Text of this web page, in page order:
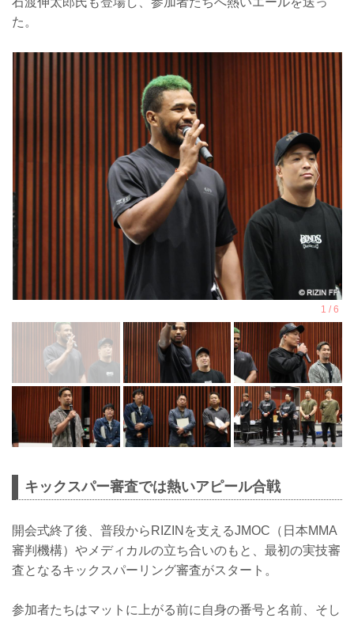
た。
キックスパー審査では熱いアピール合戦
開会式終了後、普段からRIZINを支えるJMOC（日本MMA
審判機構）やメディカルの立ち合いのもと、最初の実技審
査となるキックスパーリング審査がスタート。
参加者たちはマットに上がる前に自身の番号と名前、そし